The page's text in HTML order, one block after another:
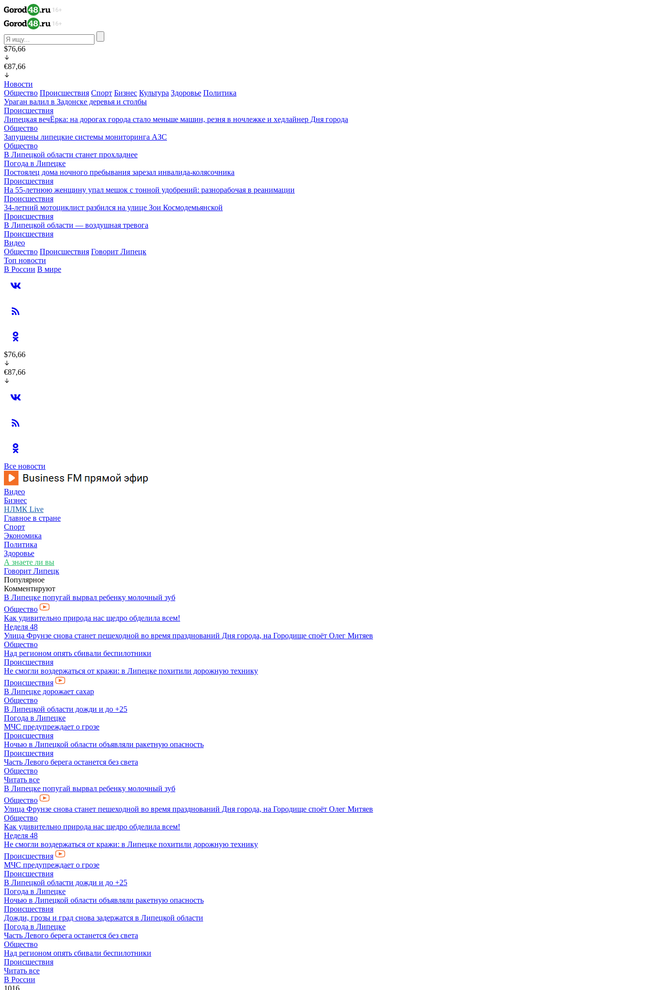
$76,66
€87,66
Новости
Общество Происшествия Спорт Бизнес Культура Здоровье Политика
Ураган валил в Задонске деревья и столбы
Происшествия
Липецкая вечЁрка: на дорогах города стало меньше машин, резня в ночлежке и хедлайнер Дня города
Общество
Запущены липецкие системы мониторинга АЗС
Общество
В Липецкой области станет прохладнее
Погода в Липецке
Постоялец дома ночного пребывания зарезал инвалида-колясочника
Происшествия
На 55-летнюю женщину упал мешок с тонной удобрений: разнорабочая в реанимации
Происшествия
34-летний мотоциклист разбился на улице Зои Космодемьянской
Происшествия
В Липецкой области — воздушная тревога
Происшествия
Видео
Общество Происшествия Говорит Липецк
Топ новости
В России В мире
$76,66
€87,66
Все новости
Видео
Бизнес
НЛМК Live
Главное в стране
Спорт
Экономика
Политика
Здоровье
А знаете ли вы
Говорит Липецк
Популярное
Комментируют
В Липецке попугай вырвал ребенку молочный зуб
Общество
Как удивительно природа нас щедро обделила всем!
Неделя 48
Улица Фрунзе снова станет пешеходной во время празднований Дня города, на Городище споёт Олег Митяев
Общество
Над регионом опять сбивали беспилотники
Происшествия
Не смогли воздержаться от кражи: в Липецке похитили дорожную технику
Происшествия
В Липецке дорожает сахар
Общество
В Липецкой области дожди и до +25
Погода в Липецке
МЧС предупреждает о грозе
Происшествия
Ночью в Липецкой области объявляли ракетную опасность
Происшествия
Часть Левого берега останется без света
Общество
Читать все
В Липецке попугай вырвал ребенку молочный зуб
Общество
Улица Фрунзе снова станет пешеходной во время празднований Дня города, на Городище споёт Олег Митяев
Общество
Как удивительно природа нас щедро обделила всем!
Неделя 48
Не смогли воздержаться от кражи: в Липецке похитили дорожную технику
Происшествия
МЧС предупреждает о грозе
Происшествия
В Липецкой области дожди и до +25
Погода в Липецке
Ночью в Липецкой области объявляли ракетную опасность
Происшествия
Дожди, грозы и град снова задержатся в Липецкой области
Погода в Липецке
Часть Левого берега останется без света
Общество
Над регионом опять сбивали беспилотники
Происшествия
Читать все
В России
1016